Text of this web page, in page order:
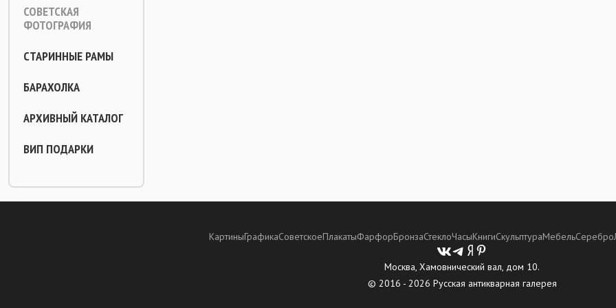
СОВЕТСКАЯ
ФОТОГРАФИЯ
СТАРИННЫЕ РАМЫ
БАРАХОЛКА
АРХИВНЫЙ КАТАЛОГ
ВИП ПОДАРКИ
КартиныГрафикаСоветскоеПлакатыФарфорБронзаСтеклоЧасыКнигиСкульптураМебельСеребро
Москва, Хамовнический вал, дом 10.
© 2016 - 2026 Русская антикварная галерея